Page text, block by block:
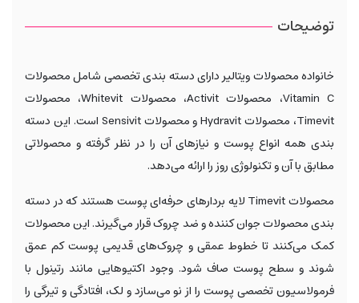
توضیحات
خانواده محصولات ویتالیر دارای دسته بندی تخصصی شامل محصولات
Vitamin C، محصولات Activit، محصولات Whitevit، محصولات
Timevit، محصولات Hydravit و محصولات Sensivit است. این دسته
بندی همه انواع پوست و نیازهای آن را در نظر گرفته و محصولاتی
مطابق با آن و تکنولوژی روز را ارائه می‌دهد.
محصولات Timevit لایه بردارهای حرفه‌ای پوست هستند که در دسته
بندی محصولات جوان کننده و ضد چروک قرار می‌گیرند. این محصولات
کمک می‌کنند تا خطوط عمقی و چروک‌های قدیمی پوست کم عمق
شوند و سطح پوست صاف شود. وجود اکتیوهایی مانند رتینول با
فرمولاسیون تخصصی پوست را از نو می‌سازد و لک، افتادگی و تیرگی را